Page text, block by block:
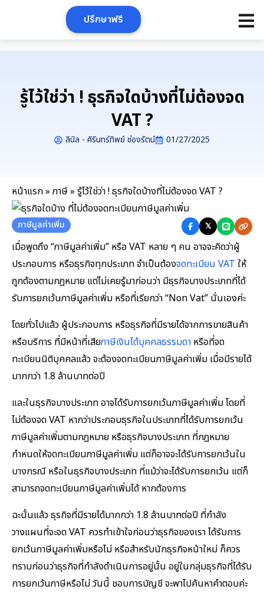
ปรึกษาฟรี
รู้ไว้ใช่ว่า ! ธุรกิจใดบ้างที่ไม่ต้องจด
VAT ?
ลินิล - ศิรินทร์ทิพย์ ช่องรัตน์ 01/27/2025
หน้าแรก» ภาษี» รู้ไว้ใช่ว่า ! ธุรกิจใดบ้างที่ไม่ต้องจด VAT ?
ภาษีมูลค่าเพิ่ม 𝕏
เมื่อพูดถึง “ภาษีมูลค่าเพิ่ม” หรือ VAT หลาย ๆ คน อาจจะคิดว่าผู้
ประกอบการ หรือธุรกิจทุกประเภท จำเป็นต้องจดทะเบียน VAT ให้
ถูกต้องตามกฎหมาย แต่ไม่เคยรู้มาก่อนว่า มีธุรกิจบางประเภทที่ได้
รับการยกเว้นภาษีมูลค่าเพิ่ม หรือที่เรียกว่า “Non Vat” นั่นเองค่ะ
โดยทั่วไปแล้ว ผู้ประกอบการ หรือธุรกิจที่มีรายได้จากการขายสินค้า
หรือบริการ ที่มีหน้าที่เสียภาษีเงินได้บุคคลธรรมดา หรือที่จด
ทะเบียนนิติบุคคลแล้ว จะต้องจดทะเบียนภาษีมูลค่าเพิ่ม เมื่อมีรายได้
มากกว่า 1.8 ล้านบาทต่อปี
และในธุรกิจบางประเภท อาจได้รับการยกเว้นภาษีมูลค่าเพิ่ม โดยที่
ไม่ต้องจด VAT หากว่าประกอบธุรกิจในประเภทที่ได้รับการยกเว้น
ภาษีมูลค่าเพิ่มตามกฎหมาย หรือธุรกิจบางประเภท ที่กฎหมาย
กำหนดให้จดทะเบียนภาษีมูลค่าเพิ่ม แต่ก็อาจจะได้รับการยกเว้นใน
บางกรณี หรือในธุรกิจบางประเภท ที่แม้ว่าจะได้รับการยกเว้น แต่ก็
สามารถจดทะเบียนภาษีมูลค่าเพิ่มได้ หากต้องการ
ฉะนั้นแล้ว ธุรกิจที่มีรายได้มากกว่า 1.8 ล้านบาทต่อปี ที่กำลัง
วางแผนที่จะจด VAT ควรทำเข้าใจก่อนว่าธุรกิจของเรา ได้รับการ
ยกเว้นภาษีมูลค่าเพิ่มหรือไม่ หรือสำหรับนักธุรกิจหน้าใหม่ ก็ควร
ทราบก่อนว่าธุรกิจที่กำลังดำเนินการอยู่นั้น อยู่ในกลุ่มธุรกิจที่ได้รับ
การยกเว้นภาษีหรือไม่ วันนี้ ชอบการบัญชี จะพาไปค้นหาคำตอบค่ะ